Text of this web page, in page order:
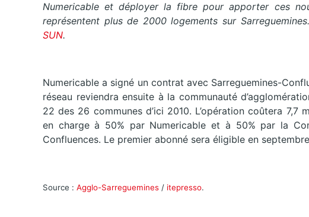
Numericable et déployer la fibre pour apporter ces
représentent plus de 2000 logements sur
SUN.
Numericable a signé un contrat avec Sarreguemines-
réseau reviendra ensuite à la communauté
22 des 26 communes d’ici 2010. L’opération coûtera 7,7
en charge à 50% par Numericable et à 50% par la
Confluences. Le premier abonné sera éligible en
Source : Agglo-Sarreguemines / itepresso.